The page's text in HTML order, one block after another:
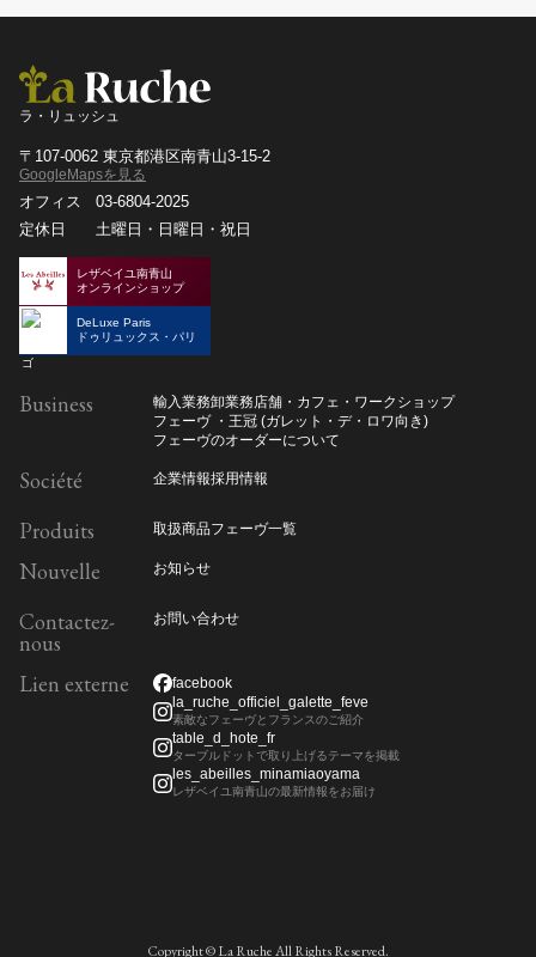
ラ・リュッシュ
〒107-0062 東京都港区南青山3-15-2
GoogleMapsを見る
オフィス
03-6804-2025
定休日
土曜日・日曜日・祝日
レザベイユ南青山
オンラインショップ
DeLuxe Paris
ドゥリュックス・パリ
Business 輸入業務卸業務店舗・カフェ・ワークショップ
フェーヴ ・王冠 (ガレット・デ・ロワ向き)
フェーヴのオーダーについて
Société 企業情報採用情報
Produits 取扱商品フェーヴ一覧
Nouvelle お知らせ
Contactez-
nous
お問い合わせ
Lien externe
facebook
la_ruche_officiel_galette_feve
素敵なフェーヴとフランスのご紹介
table_d_hote_fr
ターブルドットで取り上げるテーマを掲載
les_abeilles_minamiaoyama
レザベイユ南青山の最新情報をお届け
Copyright © La Ruche All Rights Reserved.